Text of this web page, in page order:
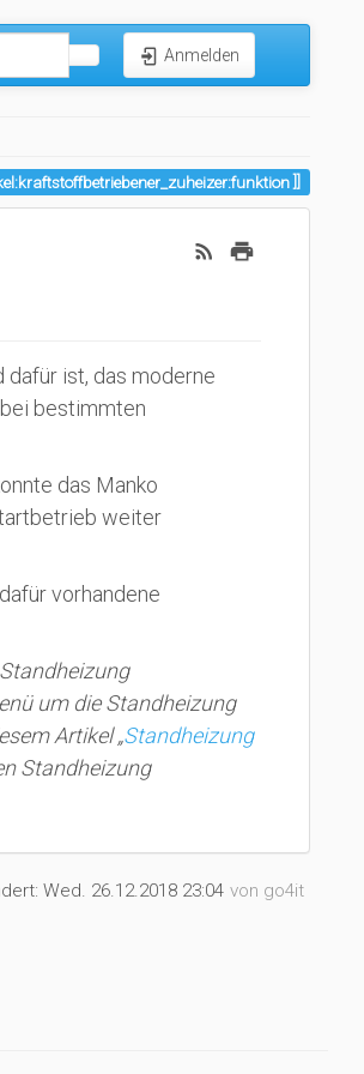
Anmelden
dafür ist, das moderne
bestimmten
das Manko
weiter
vorhandene
um die Standheizung
Artikel „Standheizung
Standheizung
Wed. 26.12.2018 23:04 von go4it